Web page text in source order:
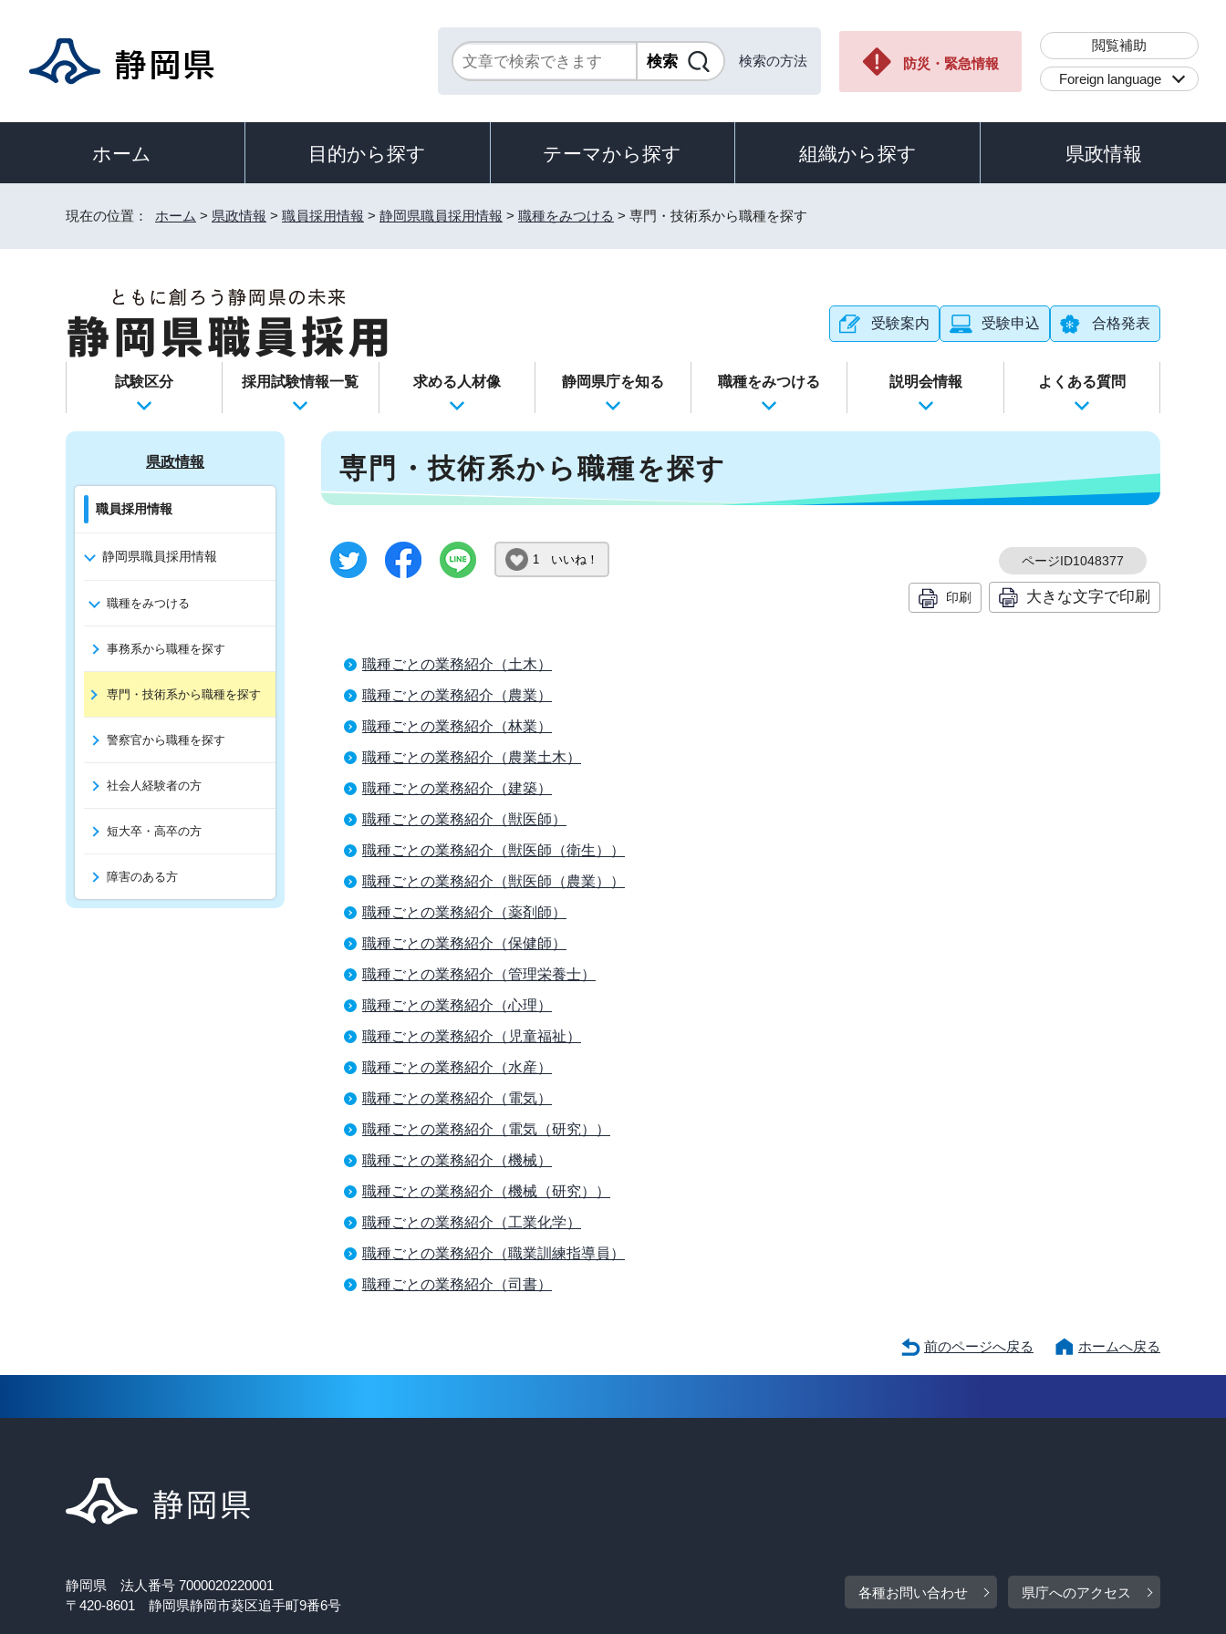
検索の方法 防災・緊急情報
閲覧補助
Foreign language
ホーム 目的から探す テーマから探す 組織から探す 県政情報
現在の位置： ホーム > 県政情報 > 職員採用情報 > 静岡県職員採用情報 > 職種をみつける > 専門・技術系から職種を探す
受験案内 受験申込 合格発表
試験区分 採用試験情報一覧 求める人材像 静岡県庁を知る 職種をみつける 説明会情報 よくある質問
専門・技術系から職種を探す
1 いいね！ ページID1048377
印刷 大きな文字で印刷
職種ごとの業務紹介（土木）
職種ごとの業務紹介（農業）
職種ごとの業務紹介（林業）
職種ごとの業務紹介（農業土木）
職種ごとの業務紹介（建築）
職種ごとの業務紹介（獣医師）
職種ごとの業務紹介（獣医師（衛生））
職種ごとの業務紹介（獣医師（農業））
職種ごとの業務紹介（薬剤師）
職種ごとの業務紹介（保健師）
職種ごとの業務紹介（管理栄養士）
職種ごとの業務紹介（心理）
職種ごとの業務紹介（児童福祉）
職種ごとの業務紹介（水産）
職種ごとの業務紹介（電気）
職種ごとの業務紹介（電気（研究））
職種ごとの業務紹介（機械）
職種ごとの業務紹介（機械（研究））
職種ごとの業務紹介（工業化学）
職種ごとの業務紹介（職業訓練指導員）
職種ごとの業務紹介（司書）
県政情報
職員採用情報
静岡県職員採用情報
職種をみつける
事務系から職種を探す
専門・技術系から職種を探す
警察官から職種を探す
社会人経験者の方
短大卒・高卒の方
障害のある方
前のページへ戻る ホームへ戻る
静岡県 法人番号 7000020220001
〒420-8601 静岡県静岡市葵区追手町9番6号
各種お問い合わせ 県庁へのアクセス